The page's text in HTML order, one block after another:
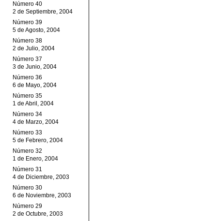
Número 40
2 de Septiembre, 2004
Número 39
5 de Agosto, 2004
Número 38
2 de Julio, 2004
Número 37
3 de Junio, 2004
Número 36
6 de Mayo, 2004
Número 35
1 de Abril, 2004
Número 34
4 de Marzo, 2004
Número 33
5 de Febrero, 2004
Número 32
1 de Enero, 2004
Número 31
4 de Diciembre, 2003
Número 30
6 de Noviembre, 2003
Número 29
2 de Octubre, 2003